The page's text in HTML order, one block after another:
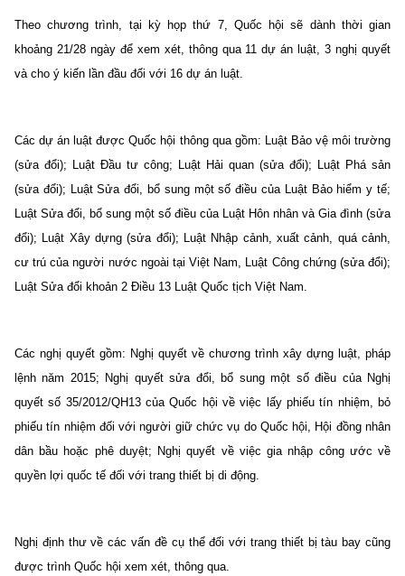
Theo chương trình, tại kỳ họp thứ 7, Quốc hội sẽ dành thời gian
khoảng 21/28 ngày để xem xét, thông qua 11 dự án luật, 3 nghị quyết
và cho ý kiến lần đầu đối với 16 dự án luật.
Các dự án luật được Quốc hội thông qua gồm: Luật Bảo vệ môi trường
(sửa đổi); Luật Đầu tư công; Luật Hải quan (sửa đổi); Luật Phá sản
(sửa đổi); Luật Sửa đổi, bổ sung một số điều của Luật Bảo hiểm y tế;
Luật Sửa đổi, bổ sung một số điều của Luật Hôn nhân và Gia đình (sửa
đổi); Luật Xây dựng (sửa đổi); Luật Nhập cảnh, xuất cảnh, quá cảnh,
cư trú của người nước ngoài tại Việt Nam, Luật Công chứng (sửa đổi);
Luật Sửa đổi khoản 2 Điều 13 Luật Quốc tịch Việt Nam.
Các nghị quyết gồm: Nghị quyết về chương trình xây dựng luật, pháp
lệnh năm 2015; Nghị quyết sửa đổi, bổ sung một số điều của Nghị
quyết số 35/2012/QH13 của Quốc hội về việc lấy phiếu tín nhiệm, bỏ
phiếu tín nhiệm đối với người giữ chức vụ do Quốc hội, Hội đồng nhân
dân bầu hoặc phê duyệt; Nghị quyết về việc gia nhập công ước về
quyền lợi quốc tế đối với trang thiết bị di động.
Nghị định thư về các vấn đề cụ thể đối với trang thiết bị tàu bay cũng
được trình Quốc hội xem xét, thông qua.